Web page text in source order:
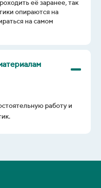
её заранее, так
опираются на
на самом
работу и